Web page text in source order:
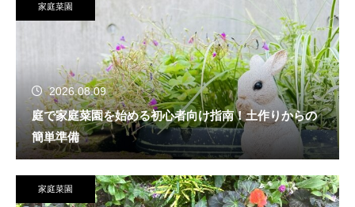
家庭菜園
2026.08.09
庭で家庭菜園を始める初心者向け指南！土作りからの
簡単準備
家庭菜園